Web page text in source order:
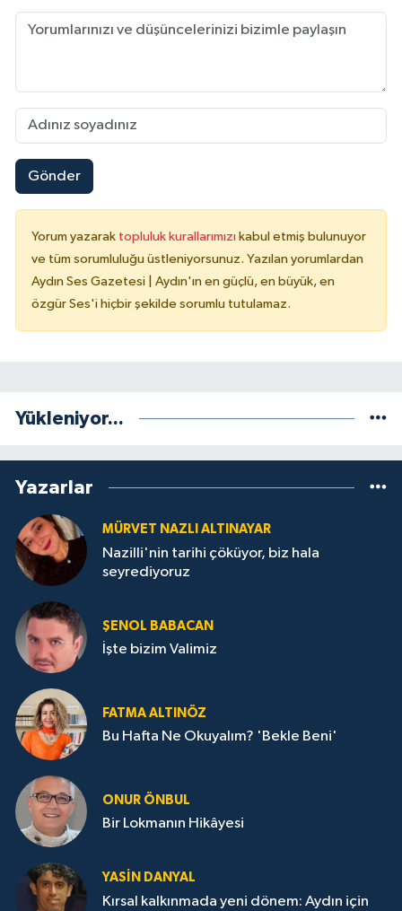
Gönder
Yorum yazarak topluluk kurallarımızı kabul etmiş bulunuyor
ve tüm sorumluluğu üstleniyorsunuz. Yazılan yorumlardan
Aydın Ses Gazetesi | Aydın'ın en güçlü, en büyük, en
özgür Ses'i hiçbir şekilde sorumlu tutulamaz.
Yükleniyor...
Yazarlar
MÜRVET NAZLI ALTINAYAR
Nazilli'nin tarihi çöküyor, biz hala
seyrediyoruz
ŞENOL BABACAN
İşte bizim Valimiz
FATMA ALTINÖZ
Bu Hafta Ne Okuyalım? 'Bekle Beni'
ONUR ÖNBUL
Bir Lokmanın Hikâyesi
YASIN DANYAL
Kırsal kalkınmada yeni dönem: Aydın için